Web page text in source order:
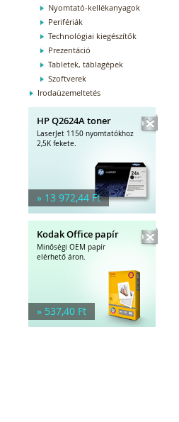
Nyomtató-kellékanyagok
Perifériák
Technológiai kiegészítők
Prezentáció
Tabletek, táblagépek
Szoftverek
Irodaüzemeltetés
HP Q2624A toner
LaserJet 1150 nyomtatókhoz
2,5K fekete.
» 13 972,44 Ft
Kodak Office papír
Minőségi OEM papír
elérhető áron.
» 537,40 Ft